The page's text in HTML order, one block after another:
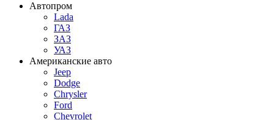
Автопром
Lada
ГАЗ
ЗАЗ
УАЗ
Американские авто
Jeep
Dodge
Chrysler
Ford
Chevrolet